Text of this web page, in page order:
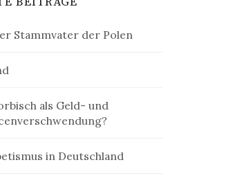
Stammvater der Polen
als Geld- und
in Deutschland